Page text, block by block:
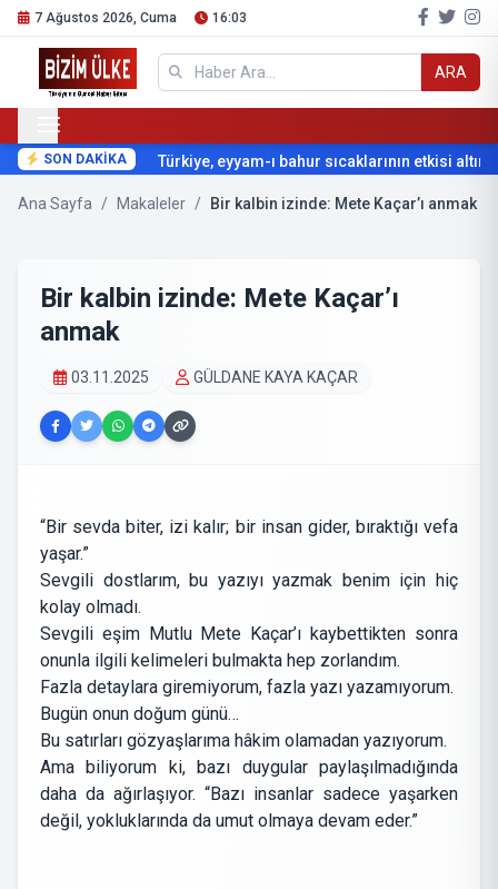
7 Ağustos 2026, Cuma 16:03
ARA
SON DAKİKA Türkiye, eyyam-ı bahur sıcaklarının etkisi
Ana Sayfa / Makaleler / Bir kalbin izinde: Mete Kaçar’ı anmak
Bir kalbin izinde: Mete Kaçar’ı
anmak
03.11.2025 GÜLDANE KAYA KAÇAR
“Bir sevda biter, izi kalır; bir insan gider, bıraktığı vefa
yaşar.”
Sevgili dostlarım, bu yazıyı yazmak benim için hiç
kolay olmadı.
Sevgili eşim Mutlu Mete Kaçar’ı kaybettikten sonra
onunla ilgili kelimeleri bulmakta hep zorlandım.
Fazla detaylara giremiyorum, fazla yazı yazamıyorum.
Bugün onun doğum günü…
Bu satırları gözyaşlarıma hâkim olamadan yazıyorum.
Ama biliyorum ki, bazı duygular paylaşılmadığında
daha da ağırlaşıyor. “Bazı insanlar sadece yaşarken
değil, yokluklarında da umut olmaya devam eder.”